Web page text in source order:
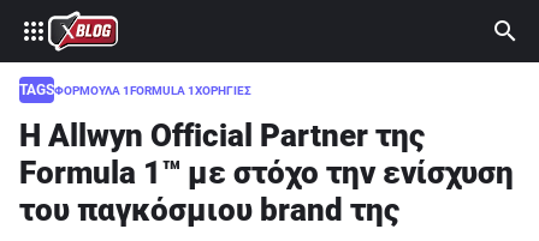
⚽ ΜΟΥΝΤΙΑΛ 2026
ΣΤΟΙΧΗΜΑ
CASINO
ΠΡΟΓΝΩΣΤΙΚΑ ΤIPSTERS
ΠΡΟΓΝΩΣΤΙΚΑ ΚΑΤΗΓΟΡΙΕΣ
TAGSΦΟΡΜΟΥΛΑ 1FORMULA 1ΧΟΡΗΓΙΕΣ
Η Allwyn Official Partner της
Formula 1™ με στόχο την ενίσχυση
του παγκόσμιου brand της